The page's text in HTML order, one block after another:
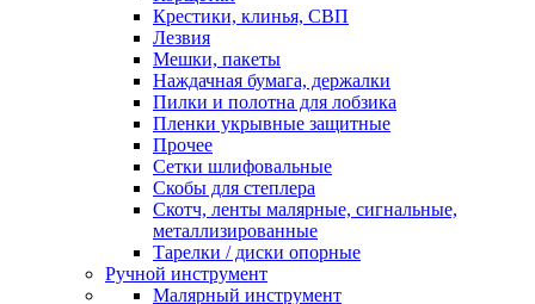
Крестики, клинья, СВП
Лезвия
Мешки, пакеты
Наждачная бумага, держалки
Пилки и полотна для лобзика
Пленки укрывные защитные
Прочее
Сетки шлифовальные
Скобы для степлера
Скотч, ленты малярные, сигнальные,
металлизированные
Тарелки / диски опорные
Ручной инструмент
Малярный инструмент